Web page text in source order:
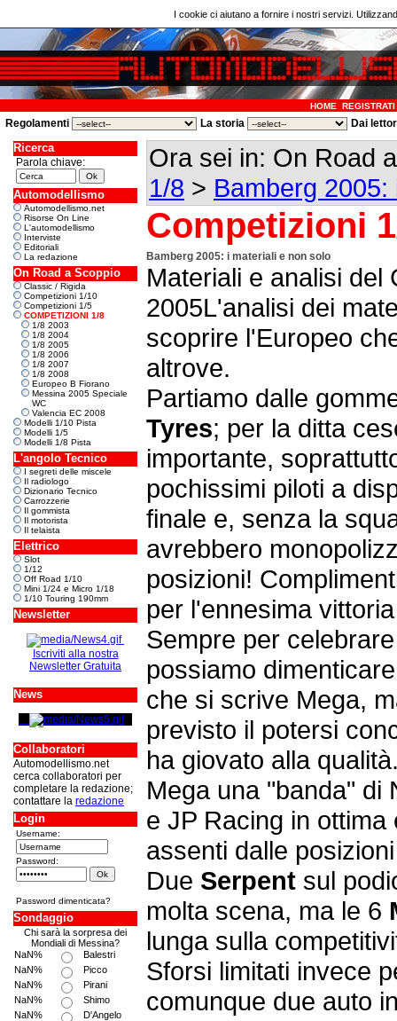
I cookie ci aiutano a fornire i nostri servizi.
HOME REGISTRATI
Regolamenti La storia Dai
Ricerca
Parola chiave:
Automodellismo
Automodellismo.net
Risorse On Line
L'automodellismo
Interviste
Editoriali
La redazione
On Road a Scoppio
Classic / Rigida
Competizioni 1/10
Competizioni 1/5
COMPETIZIONI 1/8
1/8 2003
1/8 2004
1/8 2005
1/8 2006
1/8 2007
1/8 2008
Europeo B Fiorano
Messina 2005 Speciale
WC
Valencia EC 2008
Modelli 1/10 Pista
Modelli 1/5
Modelli 1/8 Pista
L'angolo Tecnico
I segreti delle miscele
Il radiologo
Dizionario Tecnico
Carrozzerie
Il gommista
Il motorista
Il telaista
Elettrico
Slot
1/12
Off Road 1/10
Mini 1/24 e Micro 1/18
1/10 Touring 190mm
Newsletter
Iscriviti alla nostra
Newsletter Gratuita
News
Collaboratori
Automodellismo.net
cerca collaboratori per
completare la redazione;
contattare la redazione
Login
Username:
Password:
Password dimenticata?
Sondaggio
Chi sarà la sorpresa dei
Mondiali di Messina?
NaN%
Balestri
NaN%
Picco
NaN%
Pirani
NaN%
Shimo
NaN%
D'Angelo
Ora sei in: On Road
1/8 > Bamberg
Competizioni
Bamberg 2005: i materiali e non solo
Materiali e analisi del
2005L'analisi dei
scoprire l'Europeo
altrove.
Partiamo dalle
Tyres; per la ditta
importante,
pochissimi piloti a
finale e, senza la
avrebbero
posizioni!
per l'ennesima
Sempre per
possiamo
che si scrive Mega,
previsto il potersi
ha giovato alla
Mega una "banda" di
e JP Racing in
assenti dalle
Due Serpent sul
molta scena, ma le 6
lunga sulla
Sforsi limitati invece
comunque due auto